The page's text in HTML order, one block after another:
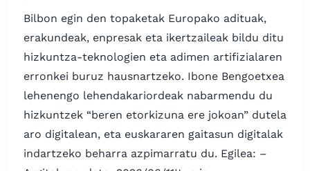
Bilbon egin den topaketak Europako adituak,
erakundeak, enpresak eta ikertzaileak bildu ditu
hizkuntza-teknologien eta adimen artifizialaren
erronkei buruz hausnartzeko. Ibone Bengoetxea
lehenengo lehendakariordeak nabarmendu du
hizkuntzek “beren etorkizuna ere jokoan” dutela
aro digitalean, eta euskararen gaitasun digitalak
indartzeko beharra azpimarratu du. Egilea: –